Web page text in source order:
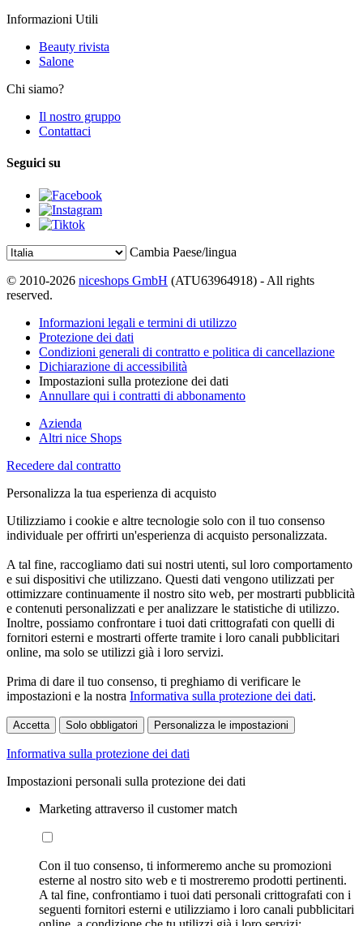
Informazioni Utili
Beauty rivista
Salone
Chi siamo?
Il nostro gruppo
Contattaci
Seguici su
Cambia Paese/lingua
© 2010-2026 niceshops GmbH (ATU63964918) - All rights
reserved.
Informazioni legali e termini di utilizzo
Protezione dei dati
Condizioni generali di contratto e politica di cancellazione
Dichiarazione di accessibilità
Impostazioni sulla protezione dei dati
Annullare qui i contratti di abbonamento
Azienda
Altri nice Shops
Recedere dal contratto
Personalizza la tua esperienza di acquisto
Utilizziamo i cookie e altre tecnologie solo con il tuo consenso
individuale per offrirti un'esperienza di acquisto personalizzata.
A tal fine, raccogliamo dati sui nostri utenti, sul loro comportamento
e sui dispositivi che utilizzano. Questi dati vengono utilizzati per
ottimizzare continuamente il nostro sito web, per mostrarti pubblicità
e contenuti personalizzati e per analizzare le statistiche di utilizzo.
Inoltre, possiamo confrontare i tuoi dati crittografati con quelli di
fornitori esterni e mostrarti offerte tramite i loro canali pubblicitari
online, ma solo se utilizzi già i loro servizi.
Prima di dare il tuo consenso, ti preghiamo di verificare le
impostazioni e la nostra Informativa sulla protezione dei dati.
Accetta Solo obbligatori Personalizza le impostazioni
Informativa sulla protezione dei dati
Impostazioni personali sulla protezione dei dati
Marketing attraverso il customer match
Con il tuo consenso, ti informeremo anche su promozioni
esterne al nostro sito web e ti mostreremo prodotti pertinenti.
A tal fine, confrontiamo i tuoi dati personali crittografati con i
seguenti fornitori esterni e utilizziamo i loro canali pubblicitari